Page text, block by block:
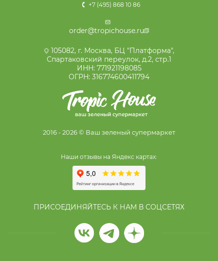
+7 (495) 868 10 86
order@tropichouse.ru
105082, г. Москва, БЦ "Платформа",
Спартаковский переулок, д.2, стр.1
ИНН: 771921198085
ОГРН: 316774600411794
2016 - 2026 © Ваш зеленый супермаркет
Наши отзывы на Яндекс картах:
ПРИСОЕДИНЯЙТЕСЬ К НАМ В СОЦСЕТЯХ